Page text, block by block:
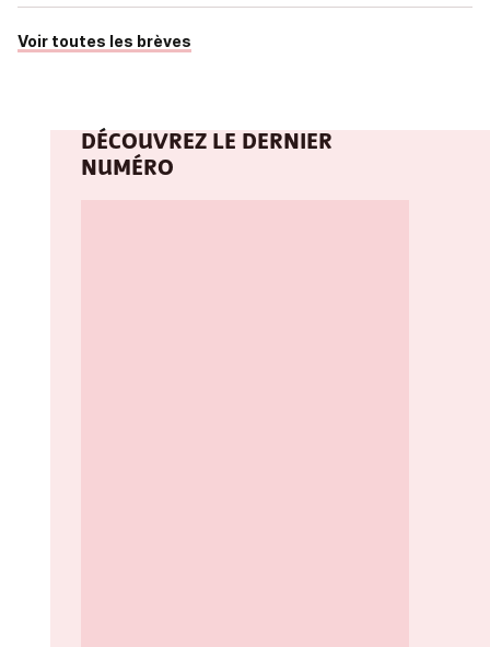
Voir toutes les brèves
DÉCOUVREZ LE DERNIER
NUMÉRO